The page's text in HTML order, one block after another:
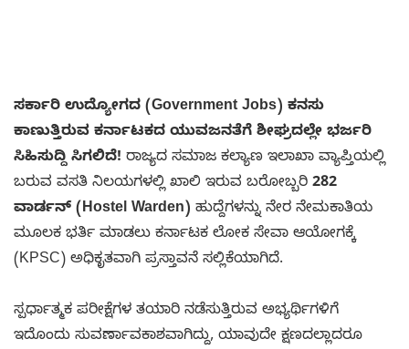
ಸರ್ಕಾರಿ ಉದ್ಯೋಗದ (Government Jobs) ಕನಸು
ಕಾಣುತ್ತಿರುವ ಕರ್ನಾಟಕದ ಯುವಜನತೆಗೆ ಶೀಘ್ರದಲ್ಲೇ ಭರ್ಜರಿ
ಸಿಹಿಸುದ್ದಿ ಸಿಗಲಿದೆ! ರಾಜ್ಯದ ಸಮಾಜ ಕಲ್ಯಾಣ ಇಲಾಖಾ ವ್ಯಾಪ್ತಿಯಲ್ಲಿ
ಬರುವ ವಸತಿ ನಿಲಯಗಳಲ್ಲಿ ಖಾಲಿ ಇರುವ ಬರೋಬ್ಬರಿ 282
ವಾರ್ಡನ್ (Hostel Warden) ಹುದ್ದೆಗಳನ್ನು ನೇರ ನೇಮಕಾತಿಯ
ಮೂಲಕ ಭರ್ತಿ ಮಾಡಲು ಕರ್ನಾಟಕ ಲೋಕ ಸೇವಾ ಆಯೋಗಕ್ಕೆ
(KPSC) ಅಧಿಕೃತವಾಗಿ ಪ್ರಸ್ತಾವನೆ ಸಲ್ಲಿಕೆಯಾಗಿದೆ.
ಸ್ಪರ್ಧಾತ್ಮಕ ಪರೀಕ್ಷೆಗಳ ತಯಾರಿ ನಡೆಸುತ್ತಿರುವ ಅಭ್ಯರ್ಥಿಗಳಿಗೆ
ಇದೊಂದು ಸುವರ್ಣಾವಕಾಶವಾಗಿದ್ದು, ಯಾವುದೇ ಕ್ಷಣದಲ್ಲಾದರೂ